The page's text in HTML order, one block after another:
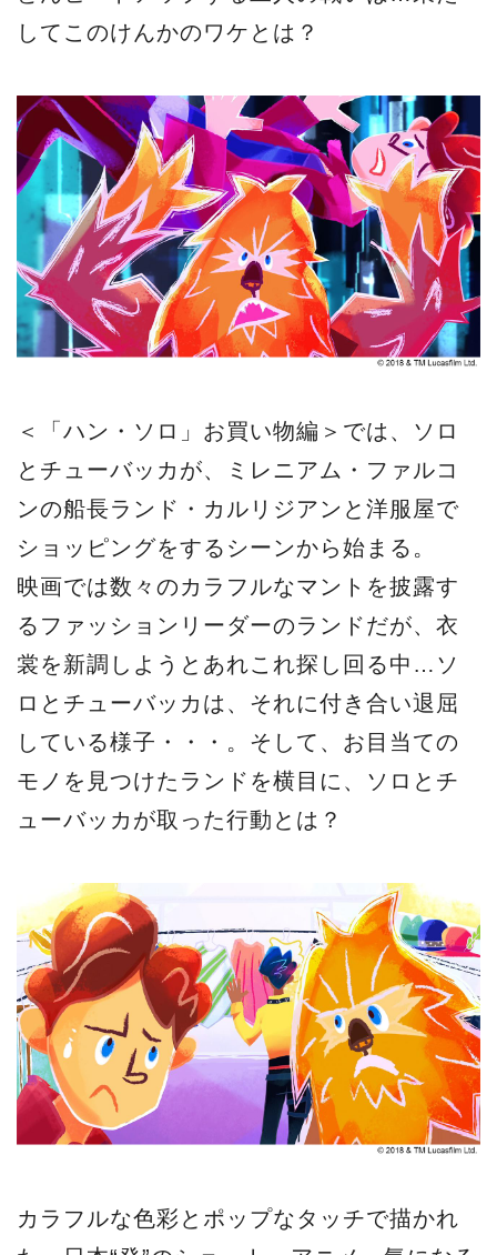
してこのけんかのワケとは？
＜「ハン・ソロ」お買い物編＞では、ソロ
とチューバッカが、ミレニアム・ファルコ
ンの船長ランド・カルリジアンと洋服屋で
ショッピングをするシーンから始まる。
映画では数々のカラフルなマントを披露す
るファッションリーダーのランドだが、衣
裳を新調しようとあれこれ探し回る中…ソ
ロとチューバッカは、それに付き合い退屈
している様子・・・。そして、お目当ての
モノを見つけたランドを横目に、ソロとチ
ューバッカが取った行動とは？
カラフルな色彩とポップなタッチで描かれ